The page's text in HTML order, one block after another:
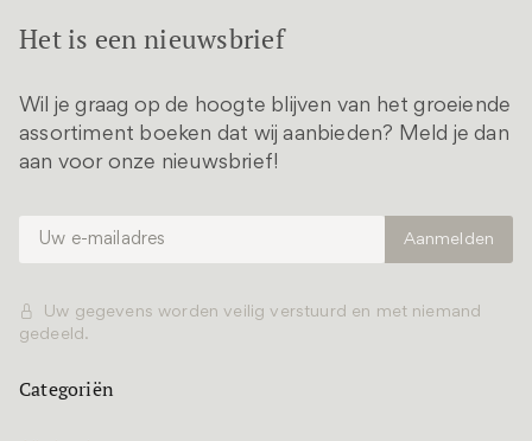
Het is een nieuwsbrief
Wil je graag op de hoogte blijven van het groeiende
assortiment boeken dat wij aanbieden? Meld je dan
aan voor onze nieuwsbrief!
Uw gegevens worden veilig verstuurd en met niemand
gedeeld.
Categoriën